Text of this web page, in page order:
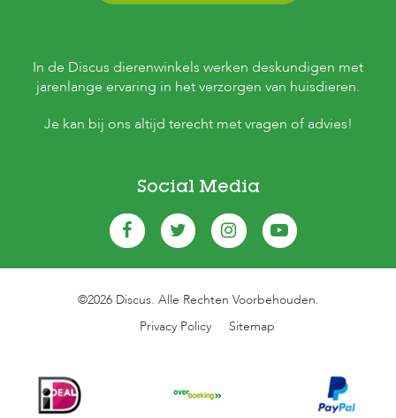
In de Discus dierenwinkels werken deskundigen met
jarenlange ervaring in het verzorgen van huisdieren.
Je kan bij ons altijd terecht met vragen of advies!
Social Media
©2026 Discus. Alle Rechten Voorbehouden.
Privacy Policy
Sitemap